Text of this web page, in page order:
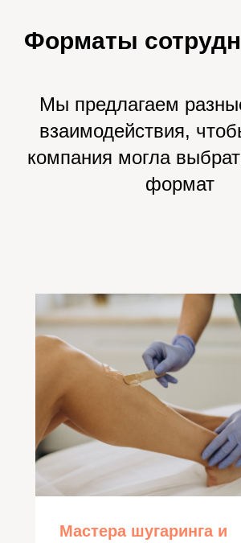
Форматы
Мы предлагаем
взаимодействия,
компания могла
формат
Мастера шугаринга и